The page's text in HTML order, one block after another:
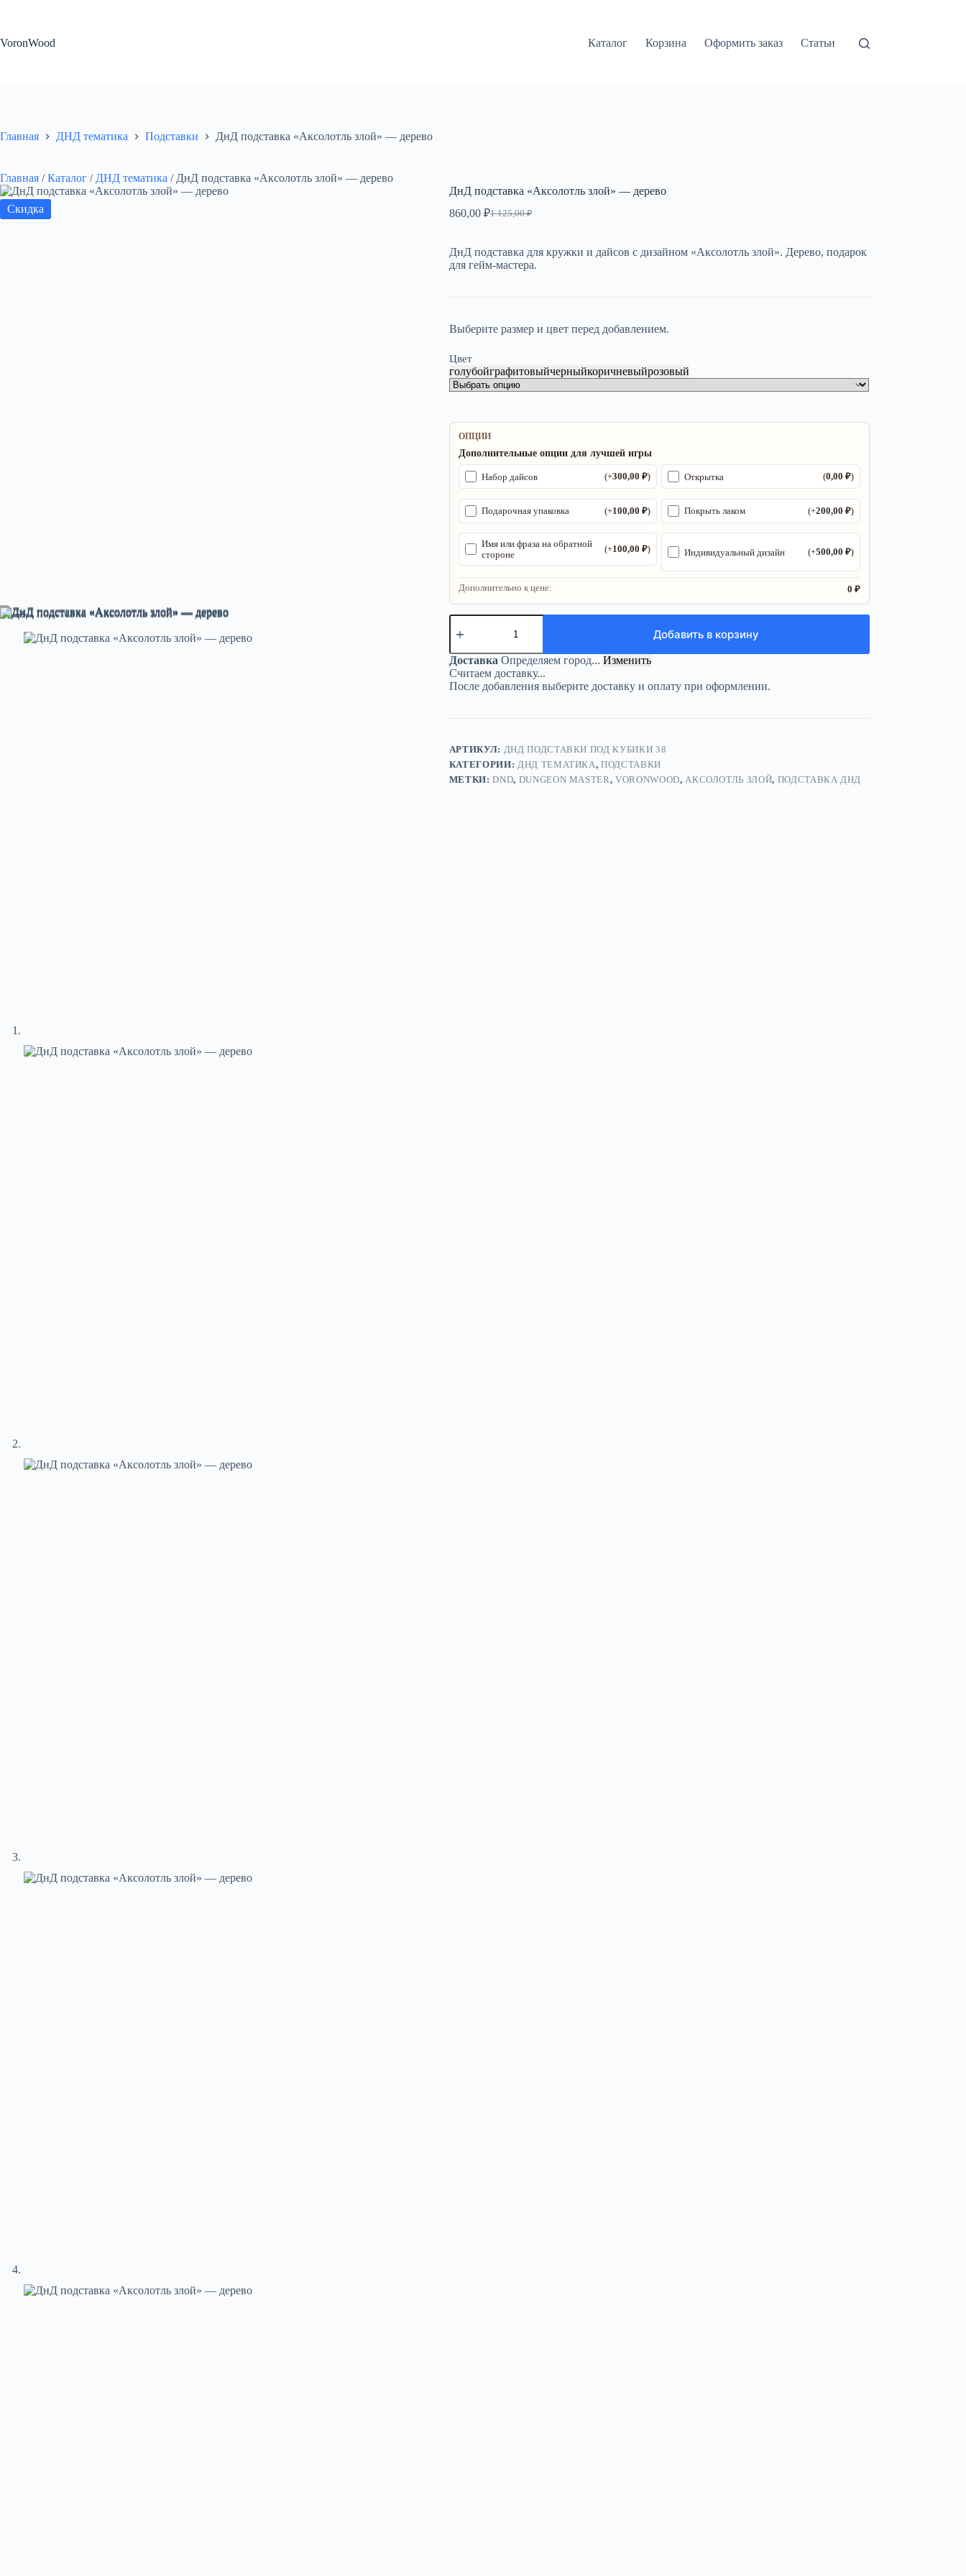
VoronWood
Каталог Корзина Оформить заказ Статьи
Главная ДНД тематика Подставки ДнД подставка «Аксолотль злой» — дерево
Главная / Каталог / ДНД тематика / ДнД подставка «Аксолотль злой» — дерево
Скидка
ДнД подставка «Аксолотль злой» — дерево
1 125,00₽
Первоначальная
1
125,00 ₽.
860,00 ₽Текущая
ДнД подставка для кружки и дайсов с дизайном «Аксолотль злой». Дерево, подарок
для гейм-мастера.
Выберите размер и цвет перед добавлением.
Цвет
голубойграфитовыйчерныйкоричневыйрозовый
ОПЦИИ
Дополнительные опции для лучшей игры
Набор дайсов (+300,00₽) Открытка (0,00 ₽)
Подарочная упаковка (+100,00₽) Покрыть лаком (+200,00 ₽)
Имя или фраза на обратной
стороне
(+100,00₽) Индивидуальный дизайн (+500,00 ₽)
Дополнительно к цене: 0 ₽
Количество
товара
подставка
«Аксолотль
злой»
—
Добавить в корзину
Доставка Определяем город... Изменить
Считаем доставку...
После добавления выберите доставку и оплату при оформлении.
АРТИКУЛ: ДНД ПОДСТАВКИ ПОД КУБИКИ 38
КАТЕГОРИИ: ДНД ТЕМАТИКА,ПОДСТАВКИ
МЕТКИ:DND, DUNGEON MASTER,VORONWOOD, АКСОЛОТЛЬ ЗЛОЙ, ПОДСТАВКА ДНД